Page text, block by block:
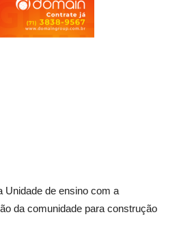
Unidade de ensino com a
da comunidade para construção